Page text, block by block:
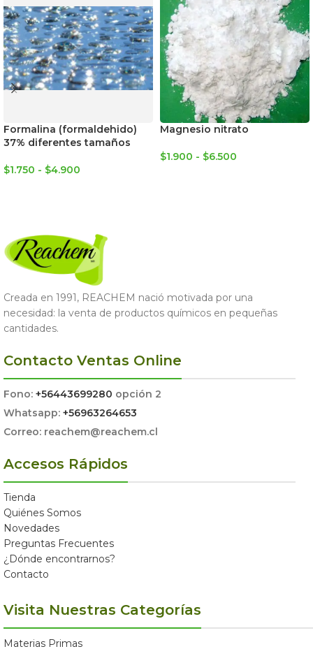
Formalina (formaldehido)
37% diferentes tamaños
$1.750 - $4.900
Magnesio nitrato
$1.900 - $6.500
Creada en 1991, REACHEM nació motivada por una
necesidad: la venta de productos químicos en pequeñas
cantidades.
Contacto Ventas Online
Fono: +56443699280 opción 2
Whatsapp: +56963264653
Correo: reachem@reachem.cl
Accesos Rápidos
Tienda
Quiénes Somos
Novedades
Preguntas Frecuentes
¿Dónde encontrarnos?
Contacto
Visita Nuestras Categorías
Materias Primas